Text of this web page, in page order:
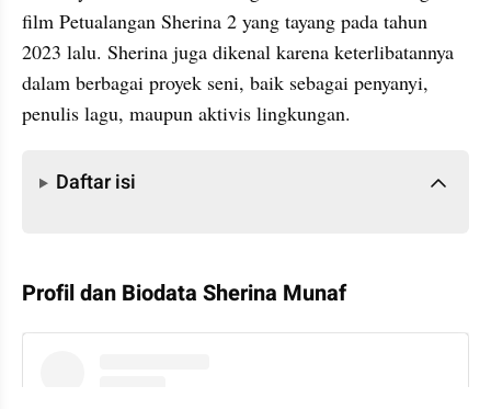
film Petualangan Sherina 2 yang tayang pada tahun
2023 lalu. Sherina juga dikenal karena keterlibatannya
dalam berbagai proyek seni, baik sebagai penyanyi,
penulis lagu, maupun aktivis lingkungan.
Daftar isi
Profil dan Biodata Sherina Munaf